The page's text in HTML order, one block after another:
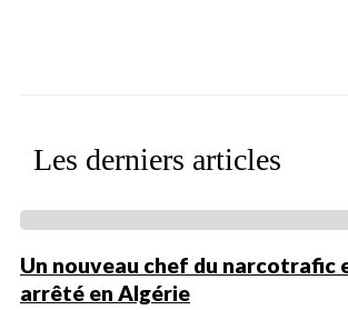
Les derniers articles
Un nouveau chef du narcotrafic
arrêté en Algérie